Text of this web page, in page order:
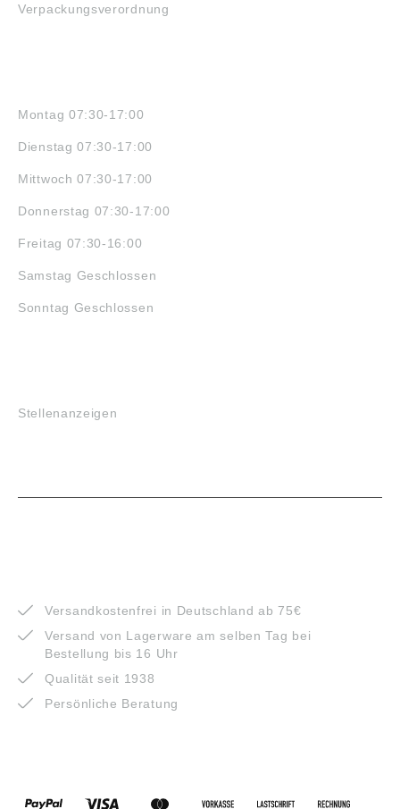
Verpackungsverordnung
Montag 07:30-17:00
Dienstag 07:30-17:00
Mittwoch 07:30-17:00
Donnerstag 07:30-17:00
Freitag 07:30-16:00
Samstag Geschlossen
Sonntag Geschlossen
Stellenanzeigen
Versandkostenfrei in Deutschland ab 75€
Versand von Lagerware am selben Tag bei
Bestellung bis 16 Uhr
Qualität seit 1938
Persönliche Beratung